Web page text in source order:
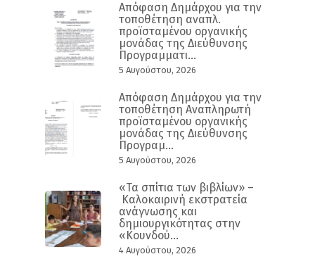
Απόφαση Δημάρχου για την
τοποθέτηση αναπλ.
προϊσταμένου οργανικής
μονάδας της Διεύθυνσης
Προγραμματι...
5 Αυγούστου, 2026
Απόφαση Δημάρχου για την
τοποθέτηση Αναπληρωτή
προϊσταμένου οργανικής
μονάδας της Διεύθυνσης
Προγραμ...
5 Αυγούστου, 2026
«Τα σπίτια των βιβλίων» –
Καλοκαιρινή εκστρατεία
ανάγνωσης και
δημιουργικότητας στην
«Κουνδού...
4 Αυγούστου, 2026